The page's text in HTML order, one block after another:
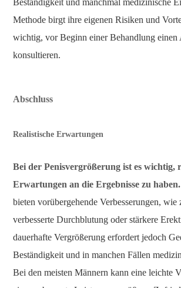
Beständigkeit und manchmal medizinische
Methode birgt ihre eigenen Risiken und
wichtig, vor Beginn einer Behandlung einen
konsultieren.
Abschluss
Realistische Erwartungen
Bei der Penisvergrößerung ist es wichtig,
Erwartungen an die Ergebnisse zu haben.
bieten vorübergehende Verbesserungen, wie
verbesserte Durchblutung oder stärkere
dauerhafte Vergrößerung erfordert jedoch
Beständigkeit und in manchen Fällen
Bei den meisten Männern kann eine leichte